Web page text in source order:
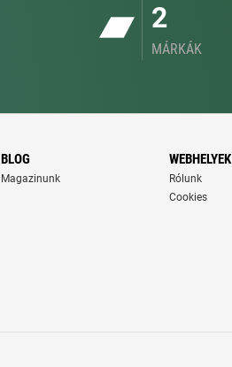
2
MÁRKÁK
BLOG
Magazinunk
WEBHELYEK
Rólunk
Cookies